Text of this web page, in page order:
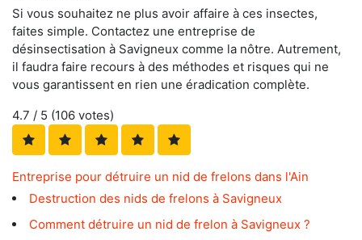
Si vous souhaitez ne plus avoir affaire à ces insectes,
faites simple. Contactez une entreprise de
désinsectisation à Savigneux comme la nôtre. Autrement,
il faudra faire recours à des méthodes et risques qui ne
vous garantissent en rien une éradication complète.
4.7 / 5 (106 votes)
Entreprise pour détruire un nid de frelons dans l'Ain
Destruction des nids de frelons à Savigneux
Comment détruire un nid de frelon à Savigneux ?